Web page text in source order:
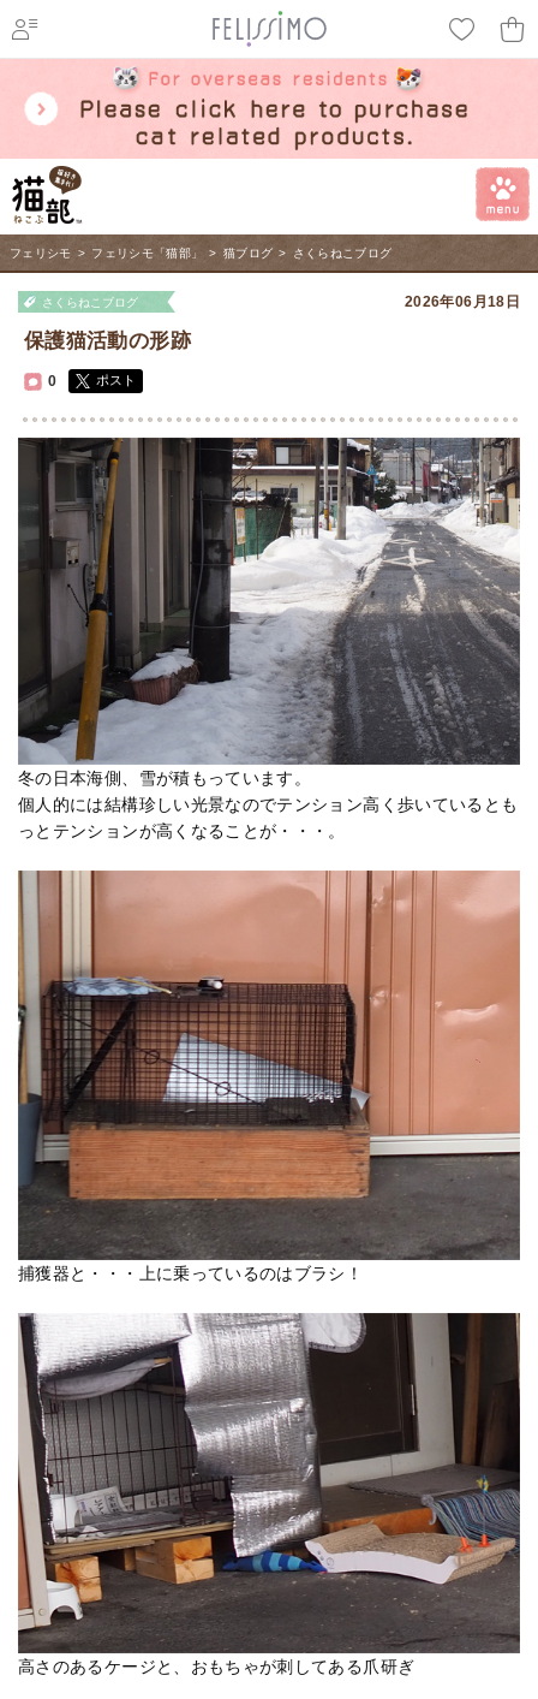
フェリシモ > フェリシモ「猫部」 > 猫ブログ > さくらねこブログ
さくらねこブログ 2026年06月18日
保護猫活動の形跡
0 ポスト
冬の日本海側、雪が積もっています。
個人的には結構珍しい光景なのでテンション高く歩いているとも
っとテンションが高くなることが・・・。
捕獲器と・・・上に乗っているのはブラシ！
高さのあるケージと、おもちゃが刺してある爪研ぎ